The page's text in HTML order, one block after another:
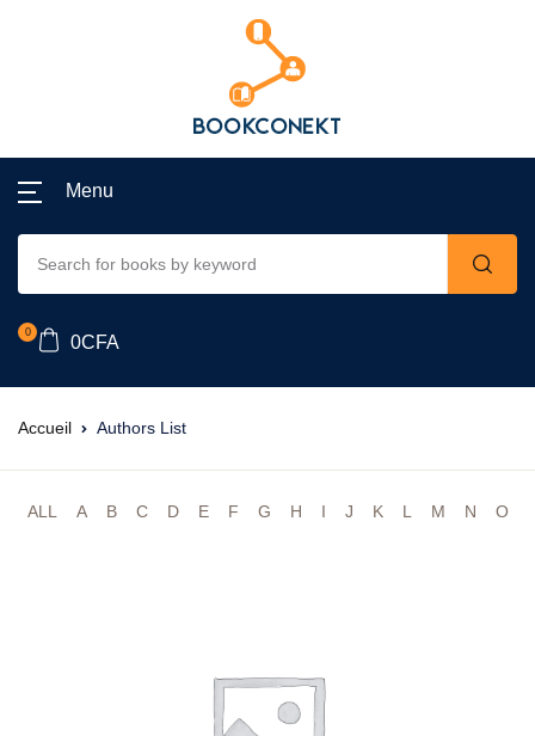
Menu
0
0CFA
Accueil Authors List
ALL A B C D E F G H I J K L M N O